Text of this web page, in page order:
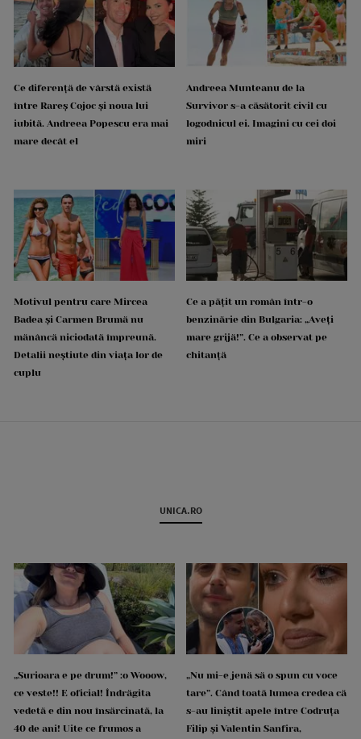
Ce diferență de vârstă există
între Rareș Cojoc și noua lui
iubită. Andreea Popescu era mai
mare decât el
Andreea Munteanu de la
Survivor s-a căsătorit civil cu
logodnicul ei. Imagini cu cei doi
miri
Motivul pentru care Mircea
Badea și Carmen Brumă nu
mănâncă niciodată împreună.
Detalii neștiute din viața lor de
cuplu
Ce a pățit un român într-o
benzinărie din Bulgaria: „Aveți
mare grijă!”. Ce a observat pe
chitanță
UNICA.RO
„Surioara e pe drum!” :o Wooow,
ce veste!! E oficial! Îndrăgita
vedetă e din nou însărcinată, la
40 de ani! Uite ce frumos a
„Nu mi-e jenă să o spun cu voce
tare”. Când toată lumea credea că
s-au liniștit apele între Codruța
Filip și Valentin Sanfira,